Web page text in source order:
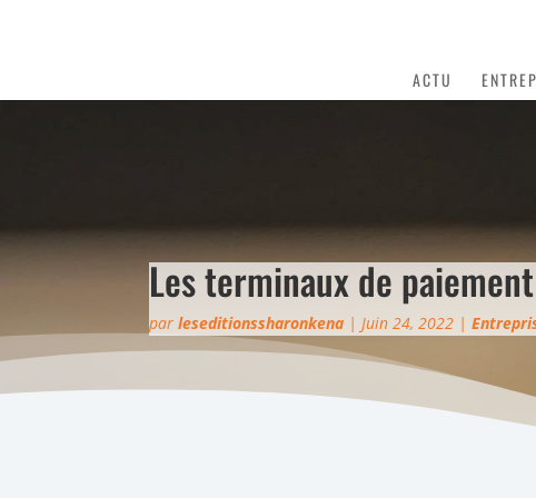
ACTU
Les terminaux de
parleseditionssharonkena |Juin 24, 2022 |